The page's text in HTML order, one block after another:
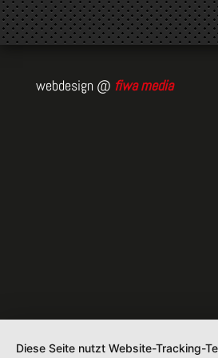
webdesign @ fiwa media
Diese Seite nutzt Website-Tracking-